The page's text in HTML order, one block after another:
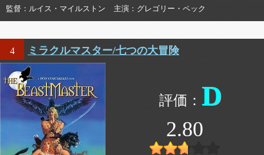
監督
ルイス・マイルストン 主演 グレゴリー・ペック
4 ミラクルマスター/七つの大冒険
D
2.80